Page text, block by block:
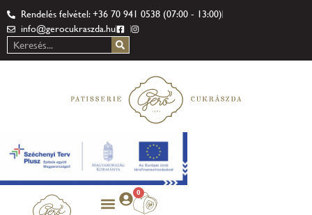
Rendelés felvétel: +36 70 941 0538 (07:00 - 13:00)
info@gerocukraszda.hu
0